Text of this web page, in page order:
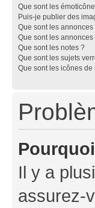
Que sont les
Puis-je publier des
Que sont les
Que sont les annonces
Que sont les notes ?
Que sont les sujets
Que sont les icônes de
Il y a
assurez-